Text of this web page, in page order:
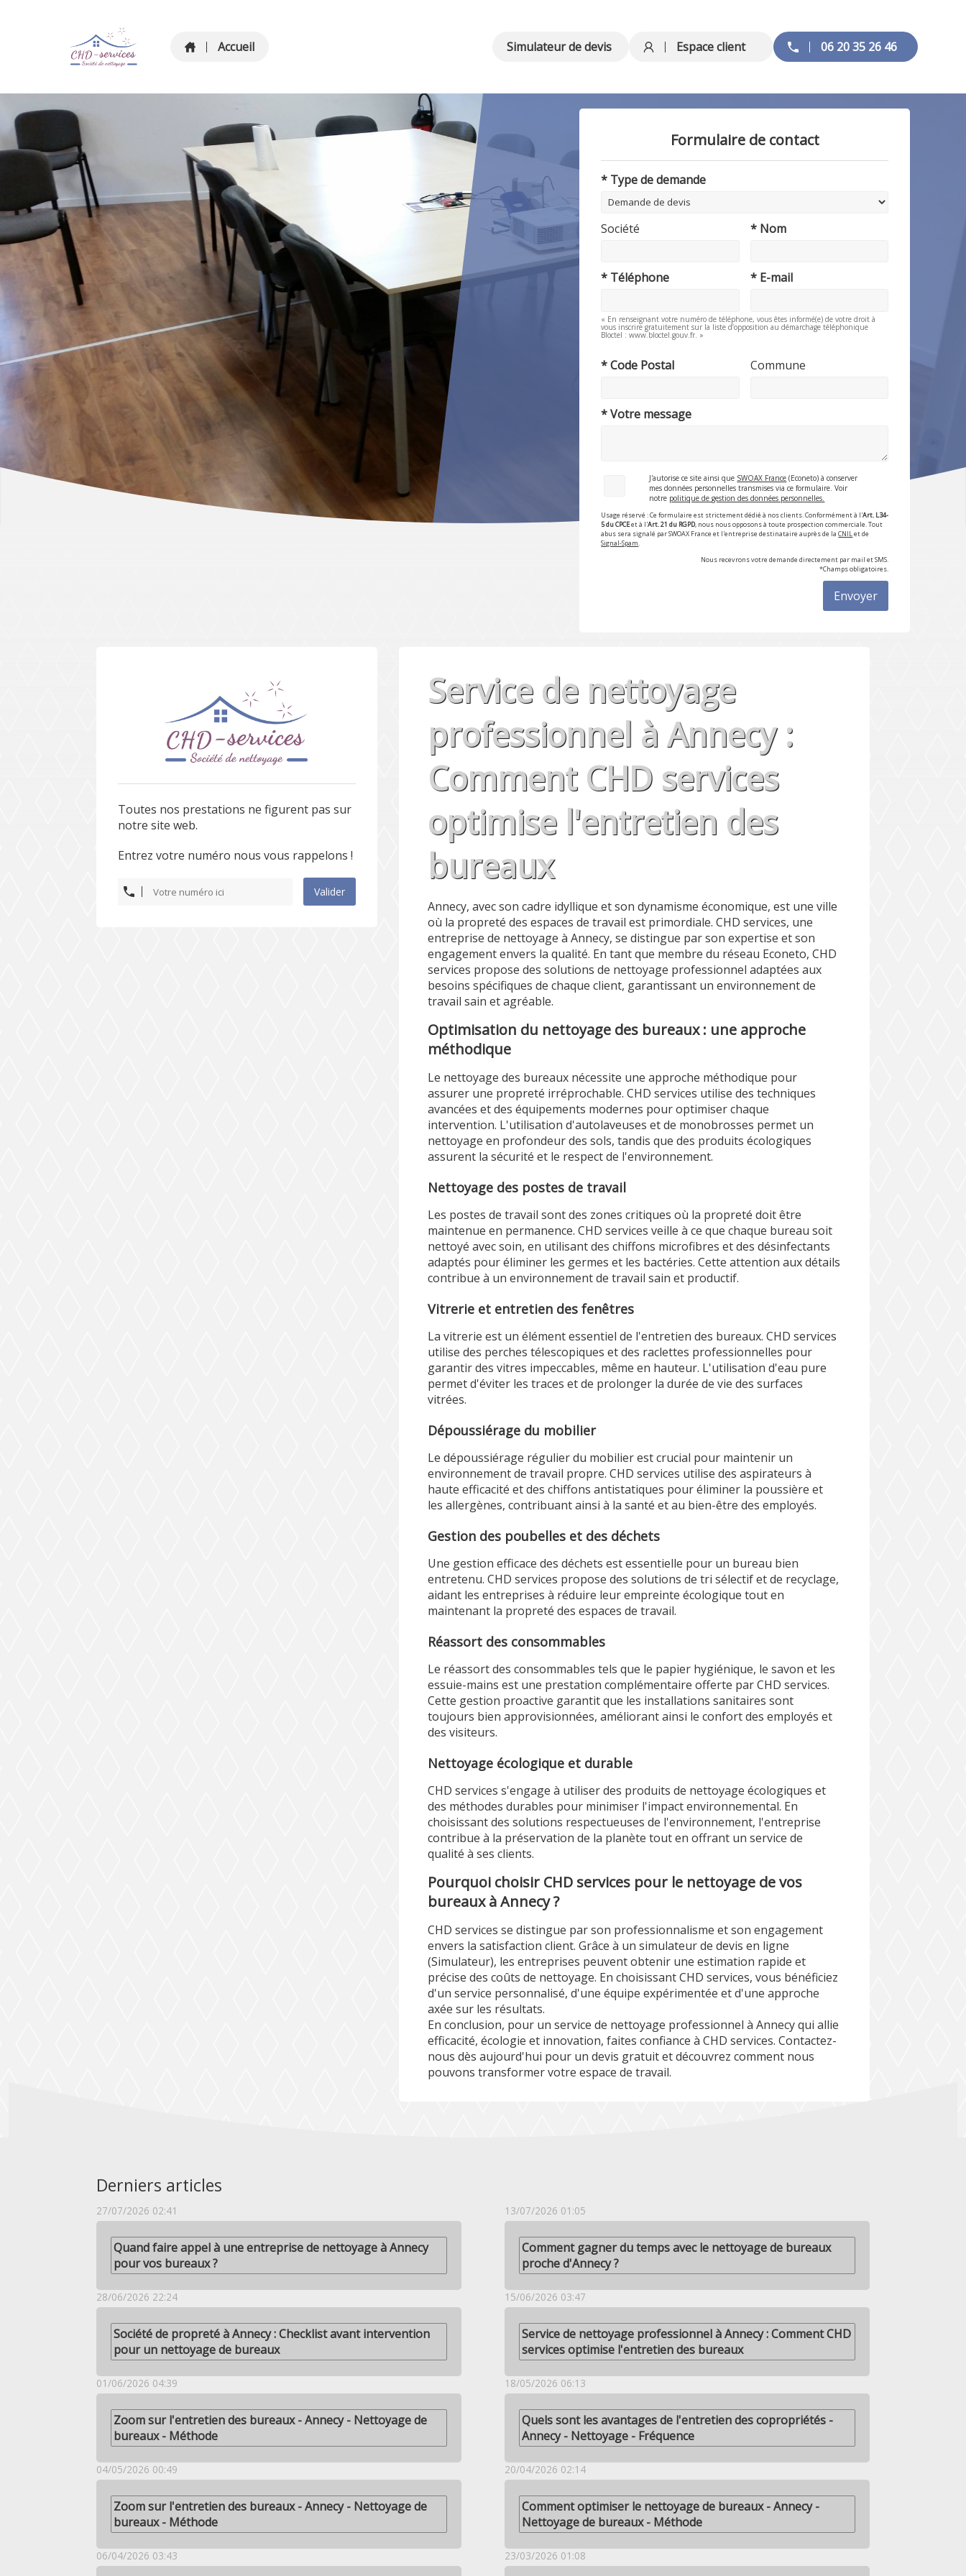
Accueil Simulateur de devis Espace client 06 20 35 26 46
Formulaire de contact
* Type de demande
Société * Nom
* Téléphone * E-mail
« En renseignant votre numéro de téléphone, vous êtes informé(e) de votre droit à
vous inscrire gratuitement sur la liste d’opposition au démarchage téléphonique
Bloctel : www.bloctel.gouv.fr. »
* Code Postal Commune
* Votre message
J'autorise ce site ainsi que SWOAX France (Econeto) à conserver
mes données personnelles transmises via ce formulaire. Voir
notre politique de gestion des données personnelles.
Usage réservé : Ce formulaire est strictement dédié à nos clients. Conformément à l'Art. L34-
5 du CPCEet à l'Art. 21 du RGPD, nous nous opposons à toute prospection commerciale. Tout
abus sera signalé par SWOAX France et l'entreprise destinataire auprès de laCNILet de
Signal-Spam.
Nous recevrons votre demande directement par mail et SMS.
*Champs obligatoires.
Envoyer
Toutes nos prestations ne figurent pas sur
notre site web.
Entrez votre numéro nous vous rappelons !
Valider
Service de nettoyage
professionnel à Annecy :
Comment CHD services
optimise l'entretien des
bureaux
Annecy, avec son cadre idyllique et son dynamisme économique, est une ville
où la propreté des espaces de travail est primordiale. CHD services, une
entreprise de nettoyage à Annecy, se distingue par son expertise et son
engagement envers la qualité. En tant que membre du réseau Econeto, CHD
services propose des solutions de nettoyage professionnel adaptées aux
besoins spécifiques de chaque client, garantissant un environnement de
travail sain et agréable.
Optimisation du nettoyage des bureaux : une approche
méthodique
Le nettoyage des bureaux nécessite une approche méthodique pour
assurer une propreté irréprochable. CHD services utilise des techniques
avancées et des équipements modernes pour optimiser chaque
intervention. L'utilisation d'autolaveuses et de monobrosses permet un
nettoyage en profondeur des sols, tandis que des produits écologiques
assurent la sécurité et le respect de l'environnement.
Nettoyage des postes de travail
Les postes de travail sont des zones critiques où la propreté doit être
maintenue en permanence. CHD services veille à ce que chaque bureau soit
nettoyé avec soin, en utilisant des chiffons microfibres et des désinfectants
adaptés pour éliminer les germes et les bactéries. Cette attention aux détails
contribue à un environnement de travail sain et productif.
Vitrerie et entretien des fenêtres
La vitrerie est un élément essentiel de l'entretien des bureaux. CHD services
utilise des perches télescopiques et des raclettes professionnelles pour
garantir des vitres impeccables, même en hauteur. L'utilisation d'eau pure
permet d'éviter les traces et de prolonger la durée de vie des surfaces
vitrées.
Dépoussiérage du mobilier
Le dépoussiérage régulier du mobilier est crucial pour maintenir un
environnement de travail propre. CHD services utilise des aspirateurs à
haute efficacité et des chiffons antistatiques pour éliminer la poussière et
les allergènes, contribuant ainsi à la santé et au bien-être des employés.
Gestion des poubelles et des déchets
Une gestion efficace des déchets est essentielle pour un bureau bien
entretenu. CHD services propose des solutions de tri sélectif et de recyclage,
aidant les entreprises à réduire leur empreinte écologique tout en
maintenant la propreté des espaces de travail.
Réassort des consommables
Le réassort des consommables tels que le papier hygiénique, le savon et les
essuie-mains est une prestation complémentaire offerte par CHD services.
Cette gestion proactive garantit que les installations sanitaires sont
toujours bien approvisionnées, améliorant ainsi le confort des employés et
des visiteurs.
Nettoyage écologique et durable
CHD services s'engage à utiliser des produits de nettoyage écologiques et
des méthodes durables pour minimiser l'impact environnemental. En
choisissant des solutions respectueuses de l'environnement, l'entreprise
contribue à la préservation de la planète tout en offrant un service de
qualité à ses clients.
Pourquoi choisir CHD services pour le nettoyage de vos
bureaux à Annecy ?
CHD services se distingue par son professionnalisme et son engagement
envers la satisfaction client. Grâce à un simulateur de devis en ligne
(Simulateur), les entreprises peuvent obtenir une estimation rapide et
précise des coûts de nettoyage. En choisissant CHD services, vous bénéficiez
d'un service personnalisé, d'une équipe expérimentée et d'une approche
axée sur les résultats.
En conclusion, pour un service de nettoyage professionnel à Annecy qui allie
efficacité, écologie et innovation, faites confiance à CHD services. Contactez-
nous dès aujourd'hui pour un devis gratuit et découvrez comment nous
pouvons transformer votre espace de travail.
Derniers articles
27/07/2026 02:41
Quand faire appel à une entreprise de nettoyage à Annecy
pour vos bureaux ?
13/07/2026 01:05
Comment gagner du temps avec le nettoyage de bureaux
proche d'Annecy ?
28/06/2026 22:24
Société de propreté à Annecy : Checklist avant intervention
pour un nettoyage de bureaux
15/06/2026 03:47
Service de nettoyage professionnel à Annecy : Comment CHD
services optimise l'entretien des bureaux
01/06/2026 04:39
Zoom sur l'entretien des bureaux - Annecy - Nettoyage de
bureaux - Méthode
18/05/2026 06:13
Quels sont les avantages de l'entretien des copropriétés -
Annecy - Nettoyage - Fréquence
04/05/2026 00:49
Zoom sur l'entretien des bureaux - Annecy - Nettoyage de
bureaux - Méthode
20/04/2026 02:14
Comment optimiser le nettoyage de bureaux - Annecy -
Nettoyage de bureaux - Méthode
06/04/2026 03:43 23/03/2026 01:08